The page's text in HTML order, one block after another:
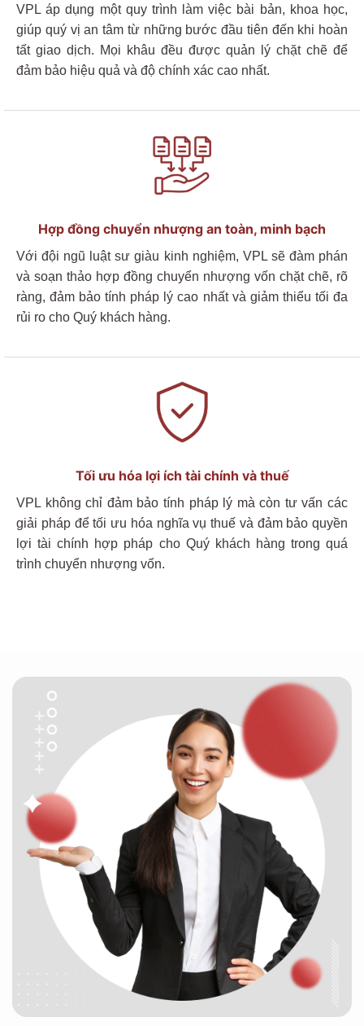
VPL áp dụng một quy trình làm việc bài bản, khoa học,
giúp quý vị an tâm từ những bước đầu tiên đến khi hoàn
tất giao dịch. Mọi khâu đều được quản lý chặt chẽ để
đảm bảo hiệu quả và độ chính xác cao nhất.
Hợp đồng chuyển nhượng an toàn, minh bạch
Với đội ngũ luật sư giàu kinh nghiệm, VPL sẽ đàm phán
và soạn thảo hợp đồng chuyển nhượng vốn chặt chẽ, rõ
ràng, đảm bảo tính pháp lý cao nhất và giảm thiểu tối đa
rủi ro cho Quý khách hàng.
Tối ưu hóa lợi ích tài chính và thuế
VPL không chỉ đảm bảo tính pháp lý mà còn tư vấn các
giải pháp để tối ưu hóa nghĩa vụ thuế và đảm bảo quyền
lợi tài chính hợp pháp cho Quý khách hàng trong quá
trình chuyển nhượng vốn.